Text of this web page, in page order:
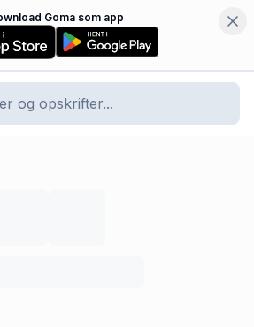
Goma som app